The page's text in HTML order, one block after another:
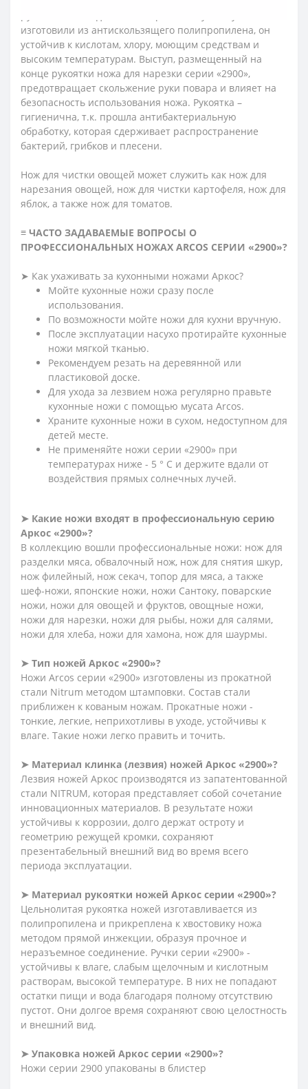
изготовили из антискользящего полипропилена, он
устойчив к кислотам, хлору, моющим средствам и
высоким температурам. Выступ, размещенный на
конце рукоятки ножа для нарезки серии «2900»,
предотвращает скольжение руки повара и влияет на
безопасность использования ножа. Рукоятка –
гигиенична, т.к. прошла антибактериальную
обработку, которая сдерживает распространение
бактерий, грибков и плесени.
Нож для чистки овощей может служить как нож для
нарезания овощей, нож для чистки картофеля, нож для
яблок, а также нож для томатов.
≡ ЧАСТО ЗАДАВАЕМЫЕ ВОПРОСЫ О
ПРОФЕССИОНАЛЬНЫХ НОЖАХ ARCOS СЕРИИ «2900»?
➤ Как ухаживать за кухонными ножами Аркос?
Мойте кухонные ножи сразу после
использования.
По возможности мойте ножи для кухни вручную.
После эксплуатации насухо протирайте кухонные
ножи мягкой тканью.
Рекомендуем резать на деревянной или
пластиковой доске.
Для ухода за лезвием ножа регулярно правьте
кухонные ножи с помощью мусата Arcos.
Храните кухонные ножи в сухом, недоступном для
детей месте.
Не применяйте ножи серии «2900» при
температурах ниже - 5 ° С и держите вдали от
воздействия прямых солнечных лучей.
➤ Какие ножи входят в профессиональную серию
Аркос «2900»?
В коллекцию вошли профессиональные ножи: нож для
разделки мяса, обвалочный нож, нож для снятия шкур,
нож филейный, нож секач, топор для мяса, а также
шеф-ножи, японские ножи, ножи Сантоку, поварские
ножи, ножи для овощей и фруктов, овощные ножи,
ножи для нарезки, ножи для рыбы, ножи для салями,
ножи для хлеба, ножи для хамона, нож для шаурмы.
➤ Тип ножей Аркос «2900»?
Ножи Arcos серии «2900» изготовлены из прокатной
стали Nitrum методом штамповки. Состав стали
приближен к кованым ножам. Прокатные ножи -
тонкие, легкие, неприхотливы в уходе, устойчивы к
влаге. Такие ножи легко править и точить.
➤ Материал клинка (лезвия) ножей Аркос «2900»?
Лезвия ножей Аркос производятся из запатентованной
стали NITRUM, которая представляет собой сочетание
инновационных материалов. В результате ножи
устойчивы к коррозии, долго держат остроту и
геометрию режущей кромки, сохраняют
презентабельный внешний вид во время всего
периода эксплуатации.
➤ Материал рукоятки ножей Аркос серии «2900»?
Цельнолитая рукоятка ножей изготавливается из
полипропилена и прикреплена к хвостовику ножа
методом прямой инжекции, образуя прочное и
неразъемное соединение. Ручки серии «2900» -
устойчивы к влаге, слабым щелочным и кислотным
растворам, высокой температуре. В них не попадают
остатки пищи и вода благодаря полному отсутствию
пустот. Они долгое время сохраняют свою целостность
и внешний вид.
➤ Упаковка ножей Аркос серии «2900»?
Ножи серии 2900 упакованы в блистер